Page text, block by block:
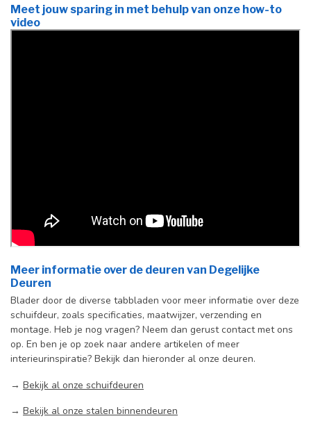
Meet jouw sparing in met behulp van onze how-to
video
Meer informatie over de deuren van Degelijke
Deuren
Blader door de diverse tabbladen voor meer informatie over deze
schuifdeur, zoals specificaties, maatwijzer, verzending en
montage. Heb je nog vragen? Neem dan gerust contact met ons
op. En ben je op zoek naar andere artikelen of meer
interieurinspiratie? Bekijk dan hieronder al onze deuren.
→ Bekijk al onze schuifdeuren
→ Bekijk al onze stalen binnendeuren